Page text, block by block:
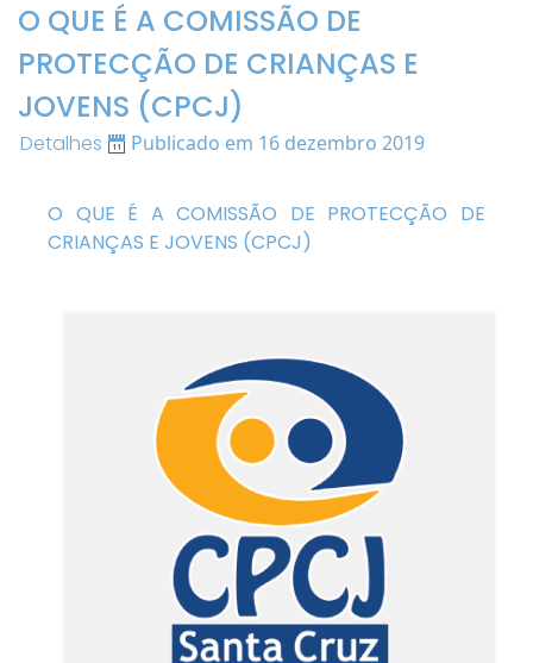
O QUE É A COMISSÃO DE
PROTECÇÃO DE CRIANÇAS E
JOVENS (CPCJ)
Detalhes Publicado em 16 dezembro 2019
O QUE É A COMISSÃO DE PROTECÇÃO DE
CRIANÇAS E JOVENS (CPCJ)